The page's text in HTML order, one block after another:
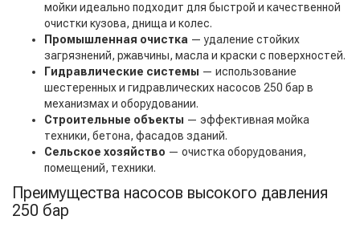
мойки идеально подходит для быстрой и качественной
очистки кузова, днища и колес.
Промышленная очистка — удаление стойких
загрязнений, ржавчины, масла и краски с поверхностей.
Гидравлические системы — использование
шестеренных и гидравлических насосов 250 бар в
механизмах и оборудовании.
Строительные объекты — эффективная мойка
техники, бетона, фасадов зданий.
Сельское хозяйство — очистка оборудования,
помещений, техники.
Преимущества насосов высокого давления
250 бар